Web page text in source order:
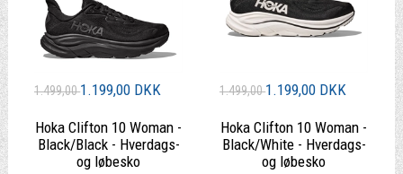
1.499,001.199,00 DKK
Hoka Clifton 10 Woman -
Black/Black - Hverdags-
og løbesko
1.499,001.199,00 DKK
Hoka Clifton 10 Woman -
Black/White - Hverdags-
og løbesko